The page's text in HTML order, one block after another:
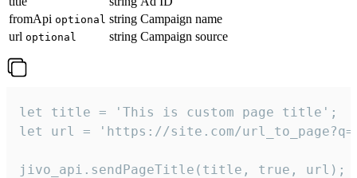
fromApi optional string Campaign name
url optional string Campaign source
let title = 'This is custom page title';
let url = 'https://site.com/
jivo_api.sendPageTitle(title, true, url);